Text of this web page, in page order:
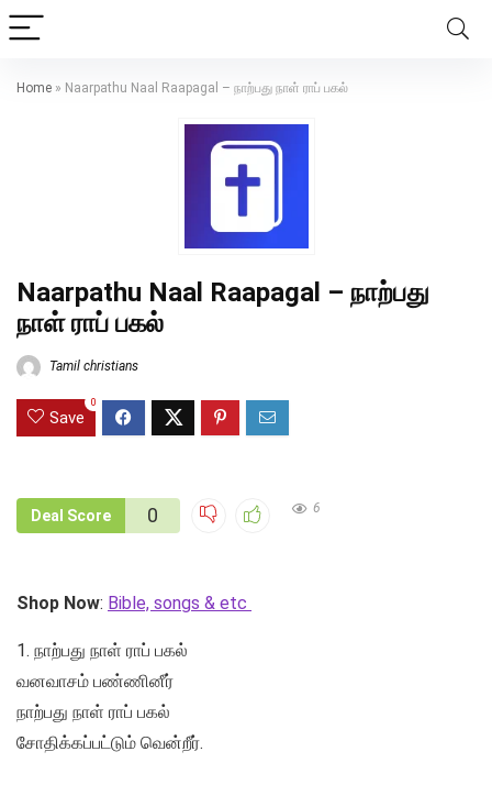
Home » Naarpathu Naal Raapagal – நாற்பது நாள் ராப் பகல்
Naarpathu Naal Raapagal – நாற்பது
நாள் ராப் பகல்
Tamil christians
Save
0
Deal Score 0 6
Shop Now: Bible, songs & etc
1. நாற்பது நாள் ராப் பகல்
வனவாசம் பண்ணினீர்
நாற்பது நாள் ராப் பகல்
சோதிக்கப்பட்டும் வென்றீர்.